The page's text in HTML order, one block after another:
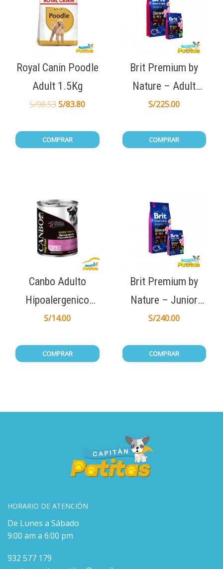
Royal Canin Poodle
Adult 1.5Kg
S/98.53S/83.80
COMPRAR
Brit Premium by
Nature – Adult
Large 15Kg
S/225.00
COMPRAR
Canbo Adulto
Hipoalergenico
Lata 330gr
S/14.00
COMPRAR
Brit Premium by
Nature – Junior
Large 15Kg
S/240.00
COMPRAR
HORARIO DE ATENCIÓN
De Lunes a Sábado
9:00 am a 6:00 pm
932 577 179